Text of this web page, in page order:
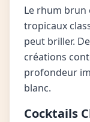
Le rhum brun
tropicaux
peut briller.
créations
profondeur
blanc.
Cocktails